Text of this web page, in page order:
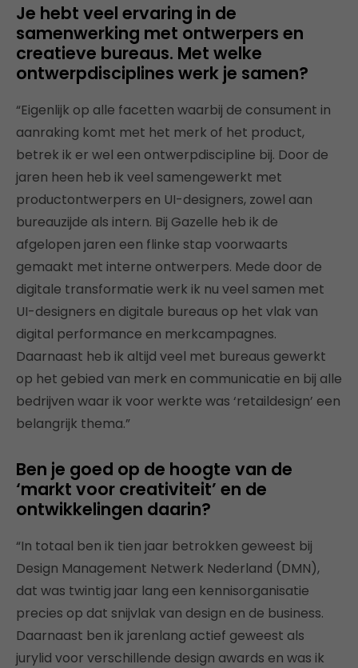
Je hebt veel ervaring in de
samenwerking met ontwerpers en
creatieve bureaus. Met welke
ontwerpdisciplines werk je samen?
“Eigenlijk op alle facetten waarbij de consument in
aanraking komt met het merk of het product,
betrek ik er wel een ontwerpdiscipline bij. Door de
jaren heen heb ik veel samengewerkt met
productontwerpers en UI-designers, zowel aan
bureauzijde als intern. Bij Gazelle heb ik de
afgelopen jaren een flinke stap voorwaarts
gemaakt met interne ontwerpers. Mede door de
digitale transformatie werk ik nu veel samen met
UI-designers en digitale bureaus op het vlak van
digital performance en merkcampagnes.
Daarnaast heb ik altijd veel met bureaus gewerkt
op het gebied van merk en communicatie en bij alle
bedrijven waar ik voor werkte was ‘retaildesign’ een
belangrijk thema.”
Ben je goed op de hoogte van de
‘markt voor creativiteit’ en de
ontwikkelingen daarin?
“In totaal ben ik tien jaar betrokken geweest bij
Design Management Netwerk Nederland (DMN),
dat was twintig jaar lang een kennisorganisatie
precies op dat snijvlak van design en de business.
Daarnaast ben ik jarenlang actief geweest als
jurylid voor verschillende design awards en was ik